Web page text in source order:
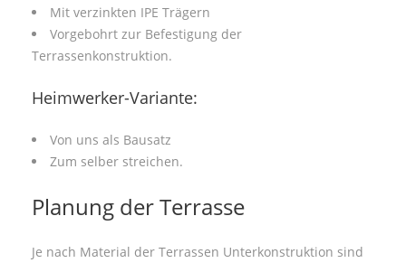
Mit verzinkten IPE Trägern
Vorgebohrt zur Befestigung der
Terrassenkonstruktion.
Heimwerker-Variante:
Von uns als Bausatz
Zum selber streichen.
Planung der Terrasse
Je nach Material der Terrassen Unterkonstruktion sind